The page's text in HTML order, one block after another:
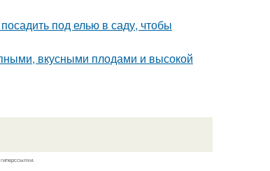
под елью в саду, чтобы
вкусными плодами и высокой